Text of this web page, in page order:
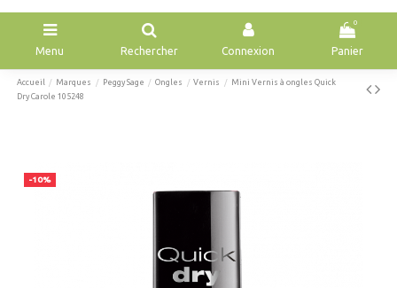
Menu Rechercher Connexion
0
Panier
Accueil Marques Peggy Sage Ongles Vernis
Mini Vernis à ongles Quick
Dry Carole 105248
-10%